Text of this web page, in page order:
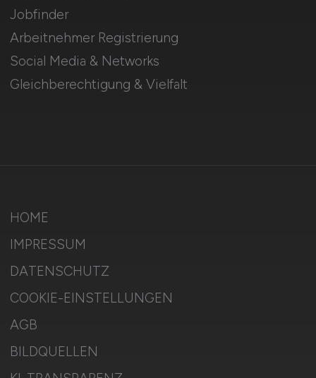
Jobfinder
Arbeitnehmer Registrierung
Social Media & Networks
Gleichberechtigung & Vielfalt
HOME
IMPRESSUM
DATENSCHUTZ
COOKIE-EINSTELLUNGEN
AGB
BILDQUELLEN